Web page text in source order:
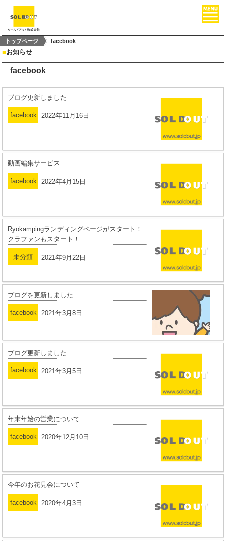
トップページ facebook
■お知らせ
facebook
ブログ更新しました
facebook 2022年11月16日
動画編集サービス
facebook 2022年4月15日
Ryokampingランディングページがスタート！
クラファンもスタート！
未分類 2021年9月22日
ブログを更新しました
facebook 2021年3月8日
ブログ更新しました
facebook 2021年3月5日
年末年始の営業について
facebook 2020年12月10日
今年のお花見会について
facebook 2020年4月3日